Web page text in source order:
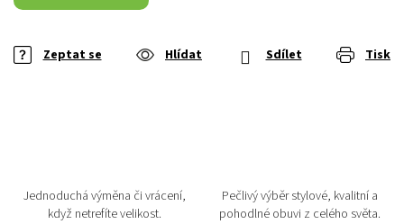
Tisk
Zeptat se Hlídat Sdílet
Jednoduchá výměna či vrácení,
když netrefíte velikost.
Pečlivý výběr stylové, kvalitní a
pohodlné obuvi z celého světa.